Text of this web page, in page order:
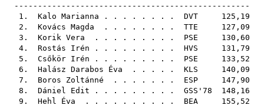
--------------------------------------------------
1. Kalo Marianna . . . . . . . . DVT 125,19
2. Kovács Magda . . . . . . . . TTE 127,09
3. Korik Vera . . . . . . . . . PSE 130,60
4. Rostás Irén . . . . . . . . . HVS 131,79
5. Csőkör Irén . . . . . . . . . PSE 133,52
6. Halász Darabos Éva . . . . . KLS 140,09
7. Boros Zoltánné . . . . . . . ESP 147,90
8. Dániel Edit . . . . . . . . . GSS'78 148,16
9. Hehl Éva . . . . . . . . . . BEA 155,52